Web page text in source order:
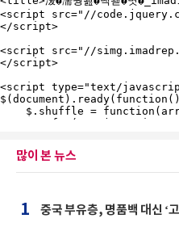
많이 본 뉴스
1 중국 부유층, 명품백 대신 ‘